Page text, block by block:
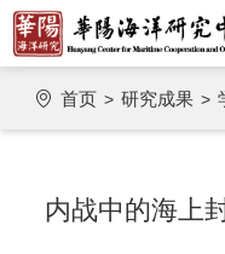
首页 > 研究成果 >
内战中的海上